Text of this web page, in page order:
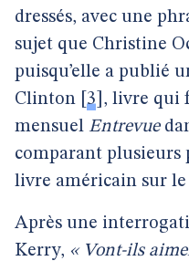
dressés, avec une
sujet que Christine
puisqu’elle a publié
Clinton 3 , livre qui
mensuel Entrevue
comparant plusieurs
livre américain sur le
Après une
Kerry, « Vont-ils